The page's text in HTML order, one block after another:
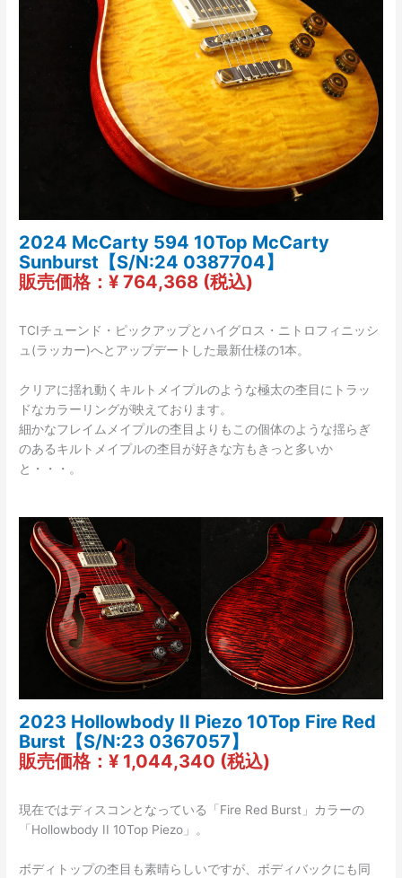
2024 McCarty 594 10Top McCarty
Sunburst【S/N:24 0387704】
販売価格：¥ 764,368 (税込)
TCIチューンド・ピックアップとハイグロス・ニトロフィニッシ
ュ(ラッカー)へとアップデートした最新仕様の1本。
クリアに揺れ動くキルトメイプルのような極太の杢目にトラッ
ドなカラーリングが映えております。
細かなフレイムメイプルの杢目よりもこの個体のような揺らぎ
のあるキルトメイプルの杢目が好きな方もきっと多いか
と・・・。
2023 Hollowbody II Piezo 10Top Fire Red
Burst【S/N:23 0367057】
販売価格：¥ 1,044,340 (税込)
現在ではディスコンとなっている「Fire Red Burst」カラーの
「Hollowbody II 10Top Piezo」。
ボディトップの杢目も素晴らしいですが、ボディバックにも同